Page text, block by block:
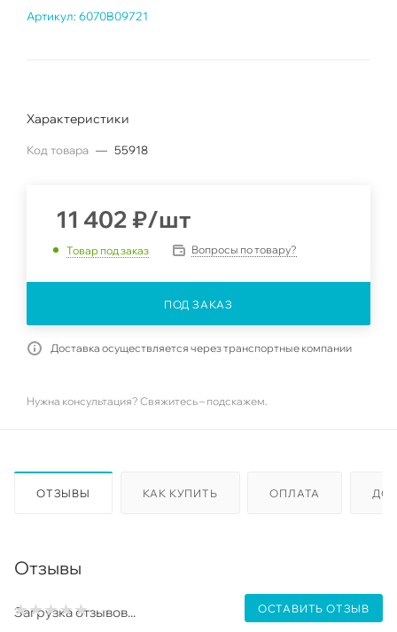
Артикул: 6070B09721
Характеристики
Код товара — 55918
11 402 ₽/шт
Товар под заказ Вопросы по товару?
ПОД ЗАКАЗ
Доставка осуществляется через транспортные компании
Нужна консультация? Свяжитесь – подскажем.
ОТЗЫВЫ КАК КУПИТЬ ОПЛАТА
Отзывы
ОСТАВИТЬ ОТЗЫВ
Загрузка отзывов...